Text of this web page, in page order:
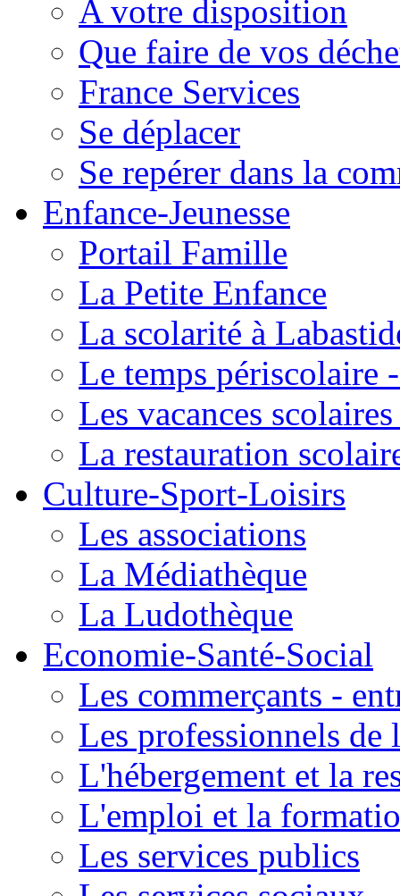
A votre disposition
Que faire de vos
France Services
Se déplacer
Se repérer dans la
Enfance-Jeunesse
Portail Famille
La Petite Enfance
La scolarité à
Le temps périscolaire
Les vacances
La restauration
Culture-Sport-Loisirs
Les associations
La Médiathèque
La Ludothèque
Economie-Santé-Social
Les commerçants -
Les professionnels de
L'hébergement et la
L'emploi et la
Les services publics